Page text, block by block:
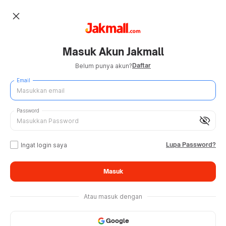
close
Masuk Akun Jakmall
Belum punya akun?Daftar
Email
visibility_off
Password
Ingat login saya Lupa Password?
Masuk
Atau masuk dengan
Google